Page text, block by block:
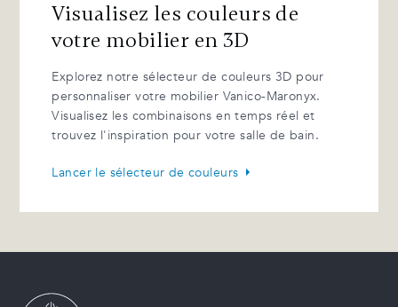
Visualisez les couleurs de
votre mobilier en 3D
Explorez notre sélecteur de couleurs 3D pour
personnaliser votre mobilier Vanico-Maronyx.
Visualisez les combinaisons en temps réel et
trouvez l'inspiration pour votre salle de bain.
Lancer le sélecteur de couleurs